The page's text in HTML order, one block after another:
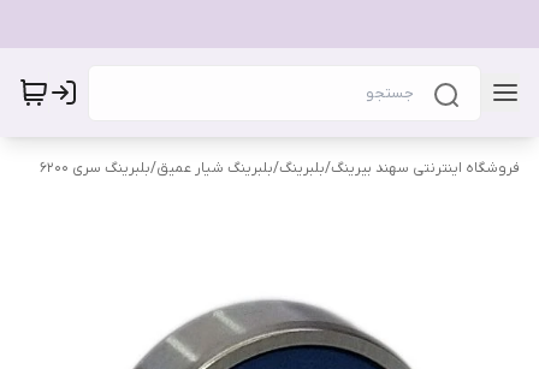
فروشگاه اینترنتی سهند بیرینگ/بلبرینگ/بلبرینگ شیار عمیق/بلبرینگ سری 6200